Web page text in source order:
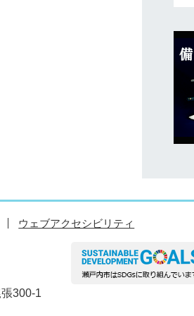
ウェブアクセシビリティ
300-1